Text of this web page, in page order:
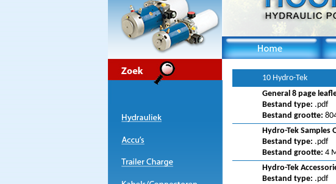
10 Hydro-Tek
General 8 page
Bestand type: .pdf
Bestand grootte:
Hydro-Tek Samples
Bestand type: .pdf
Bestand grootte: 4
Hydro-Tek
Bestand type: .pdf